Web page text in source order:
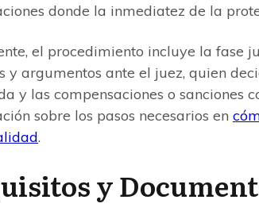
donde la inmediatez de la
el procedimiento incluye la fase
y argumentos ante el juez, quien
y las compensaciones o sanciones
sobre los pasos necesarios en
.
y